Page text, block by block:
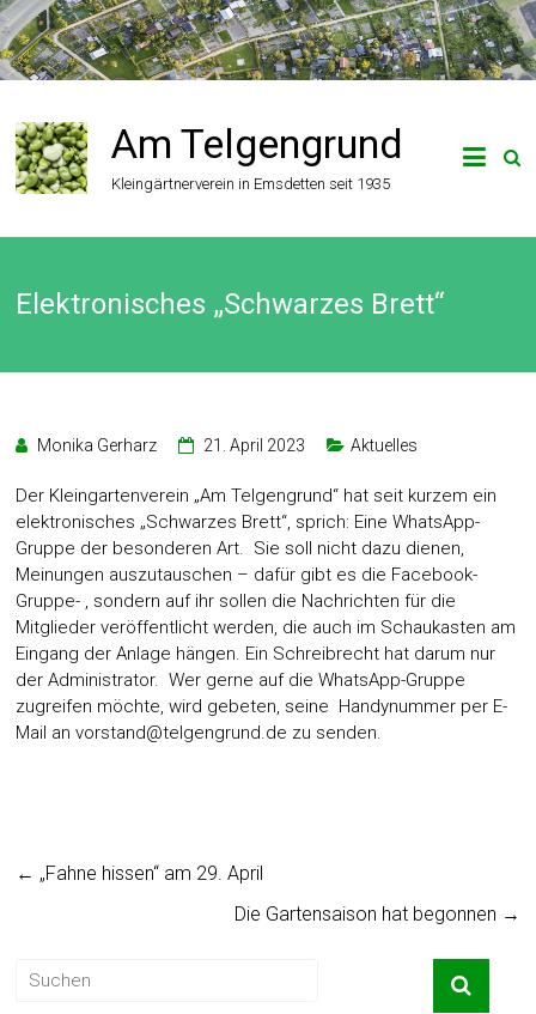
Zum
Inhalt
springen
Am Telgengrund
Kleingärtnerverein in Emsdetten seit 1935
Elektronisches „Schwarzes Brett“
Monika Gerharz 21. April 2023 Aktuelles
Der Kleingartenverein „Am Telgengrund“ hat seit kurzem ein
elektronisches „Schwarzes Brett“, sprich: Eine WhatsApp-
Gruppe der besonderen Art. Sie soll nicht dazu dienen,
Meinungen auszutauschen – dafür gibt es die Facebook-
Gruppe- , sondern auf ihr sollen die Nachrichten für die
Mitglieder veröffentlicht werden, die auch im Schaukasten am
Eingang der Anlage hängen. Ein Schreibrecht hat darum nur
der Administrator. Wer gerne auf die WhatsApp-Gruppe
zugreifen möchte, wird gebeten, seine Handynummer per E-
Mail anvorstand@telgengrund.de zu senden.
← „Fahne hissen“ am 29. April
Die Gartensaison hat begonnen →